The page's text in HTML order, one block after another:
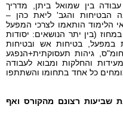
בין שמואל ביתן, מדריך
הבטיחות והגב' ליאת כהן –
הלימוד הותאמו לצרכי המפעל
(בין יתר הנושאים: יסודות
במפעל, בטיחות אש ובטיחות
גיהות תעסוקתית+הנפגע
והחלקות ומבוא לעבודה
שתתפו
שביעות רצונם מהקורס ואף